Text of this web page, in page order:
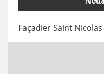
Façadier Saint